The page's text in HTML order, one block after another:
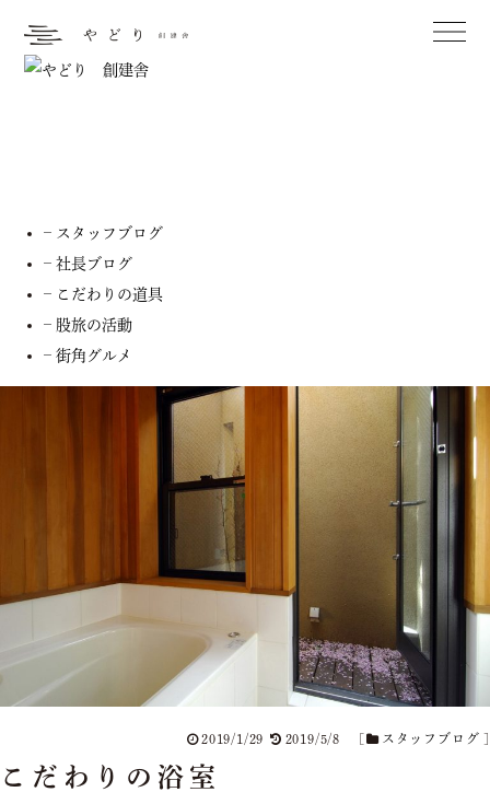
– スタッフブログ
– 社長ブログ
– こだわりの道具
– 股旅の活動
– 街角グルメ
2019/1/29 2019/5/8 [ スタッフブログ ]
こだわりの浴室